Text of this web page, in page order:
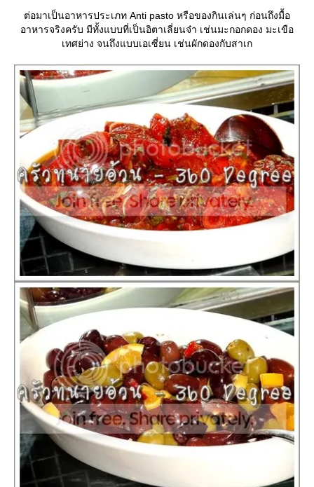
ต่อมาเป็นอาหารประเภท Anti pasto หรือของกินเล่นๆ ก่อนถึงมื้อ
อาหารจริงครับ มีทั้งแบบที่เป็นอิตาเลี่ยนจ๋า เช่นมะกอกดอง มะเขือ
เทศย่าง จนถึงแบบเอเซี่ยน เช่นผักดองกับสาเก